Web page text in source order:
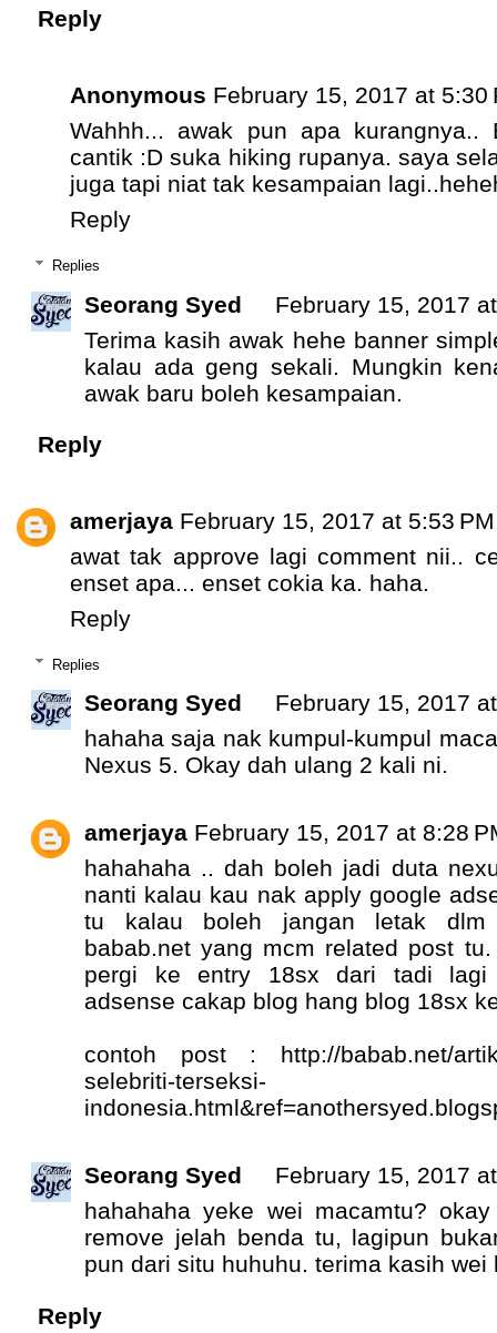
Reply
Anonymous February 15, 2017 at 5:30
Wahhh... awak pun apa kurangnya..
cantik :D suka hiking rupanya. saya
juga tapi niat tak kesampaian
Reply
Replies
Seorang Syed
February 15, 2017
Terima kasih awak hehe banner
kalau ada geng sekali. Mungkin
awak baru boleh kesampaian.
Reply
amerjaya February 15, 2017 at 5:53 PM
awat tak approve lagi comment nii..
enset apa... enset cokia ka. haha.
Reply
Replies
Seorang Syed
February 15, 2017
hahaha saja nak kumpul-kumpul
Nexus 5. Okay dah ulang 2 kali ni.
amerjaya February 15, 2017 at 8:28
hahahaha .. dah boleh jadi duta
nanti kalau kau nak apply google
tu kalau boleh jangan letak dlm
babab.net yang mcm related post
pergi ke entry 18sx dari tadi lagi
adsense cakap blog hang blog 18sx
contoh post : http://babab.net/
selebriti-terseksi-
Seorang Syed
February 15, 2017
hahahaha yeke wei macamtu?
remove jelah benda tu, lagipun
pun dari situ huhuhu. terima kasih wei
Reply